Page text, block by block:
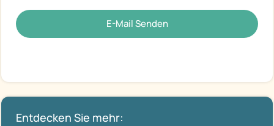
E-Mail Senden
Entdecken Sie mehr: